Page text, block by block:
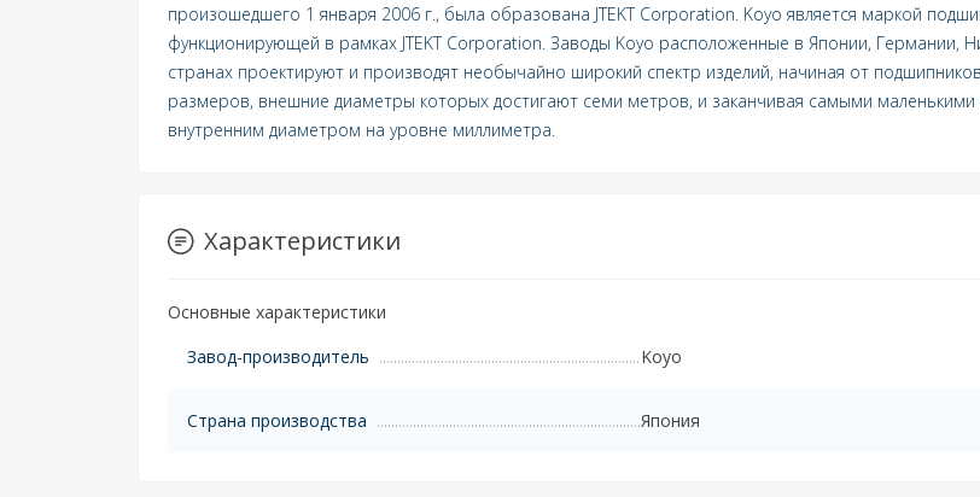
произошедшего 1 января 2006 г., была образована JTEKT Corporation. Koyo является маркой
функционирующей в рамках JTEKT Corporation. Заводы Koyo расположенные в Японии, Германии,
странах проектируют и производят необычайно широкий спектр изделий, начиная от
размеров, внешние диаметры которых достигают семи метров, и заканчивая самыми
внутренним диаметром на уровне миллиметра.
Характеристики
Основные характеристики
Завод-производитель
Koyo
Страна производства Япония